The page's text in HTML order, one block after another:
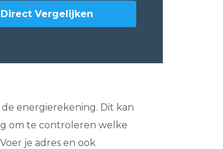
Direct Vergelijken
energierekening. Dit kan
om te controleren welke
je adres en ook